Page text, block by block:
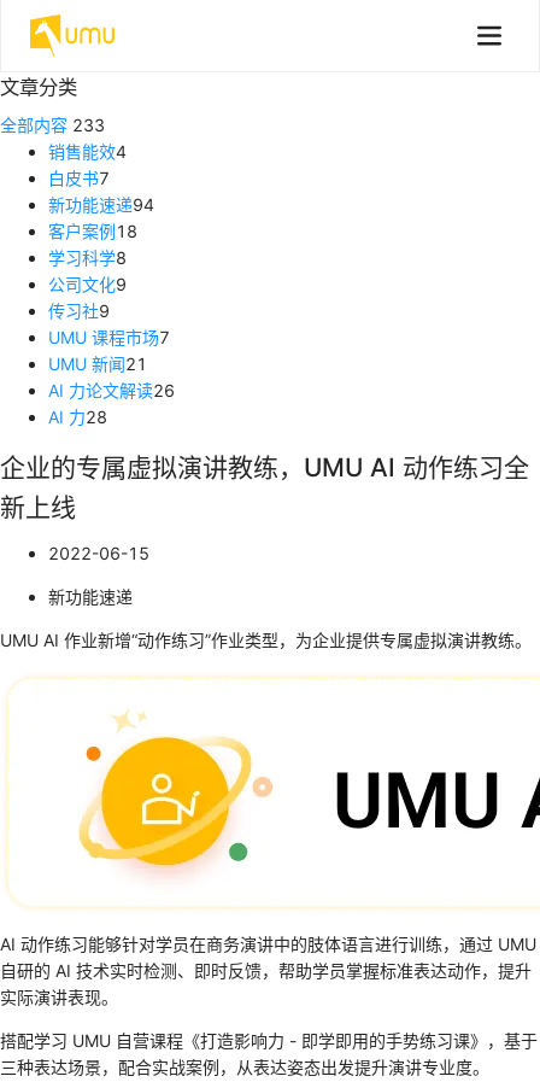
文章分类
全部内容 233
销售能效4
白皮书7
新功能速递94
客户案例18
学习科学8
公司文化9
传习社9
UMU 课程市场7
UMU 新闻21
AI 力论文解读26
AI 力28
企业的专属虚拟演讲教练，UMU AI 动作练习全
新上线
2022-06-15
新功能速递
UMU AI 作业新增“动作练习”作业类型，为企业提供专属虚拟演讲教练。
AI 动作练习能够针对学员在商务演讲中的肢体语言进行训练，通过 UMU
自研的 AI 技术实时检测、即时反馈，帮助学员掌握标准表达动作，提升
实际演讲表现。
搭配学习 UMU 自营课程《打造影响力 - 即学即用的手势练习课》，基于
三种表达场景，配合实战案例，从表达姿态出发提升演讲专业度。